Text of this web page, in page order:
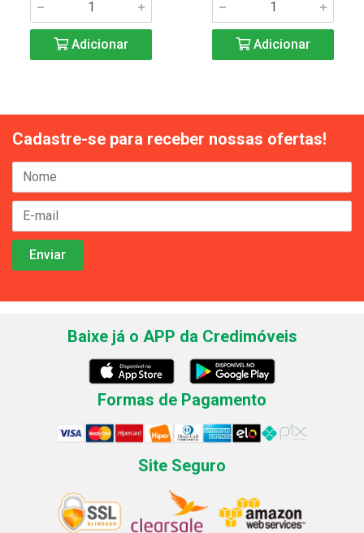
Adicionar Adicionar
Cadastre-se para receber nossas ofertas!
Baixe já o APP da Credimóveis
Formas de Pagamento
Site Seguro